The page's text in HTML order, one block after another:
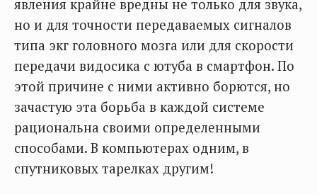
явления крайне вредны не только для звука,
но и для точности передаваемых сигналов
типа экг головного мозга или для скорости
передачи видосика с ютуба в смартфон. По
этой причине с ними активно борются, но
зачастую эта борьба в каждой системе
рациональна своими определенными
способами. В компьютерах одним, в
спутниковых тарелках другим!